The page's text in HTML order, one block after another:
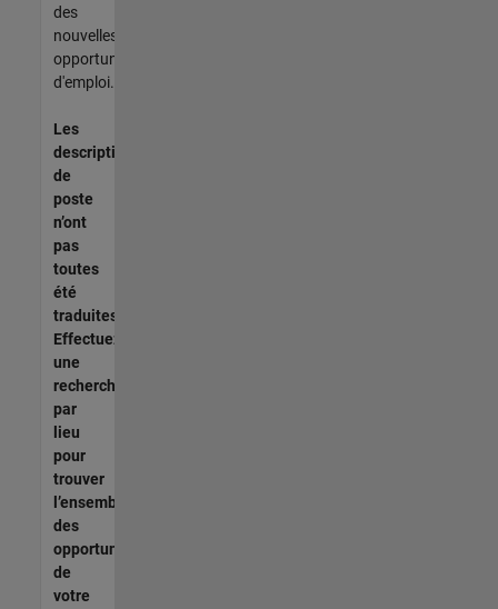
des
nouvelles
opportunités
d'emploi.
Les
descriptions
de
poste
n’ont
pas
toutes
été
traduites.
Effectuez
une
recherche
par
lieu
pour
trouver
l’ensemble
des
opportunités
de
votre